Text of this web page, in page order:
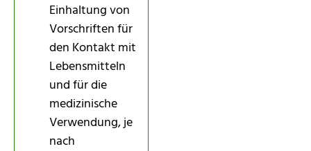
Einhaltung von
Vorschriften für
den Kontakt mit
Lebensmitteln
und für die
medizinische
Verwendung, je
nach